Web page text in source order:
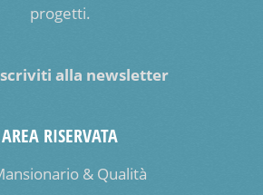
progetti.
alla newsletter
AREA RISERVATA
& Qualità